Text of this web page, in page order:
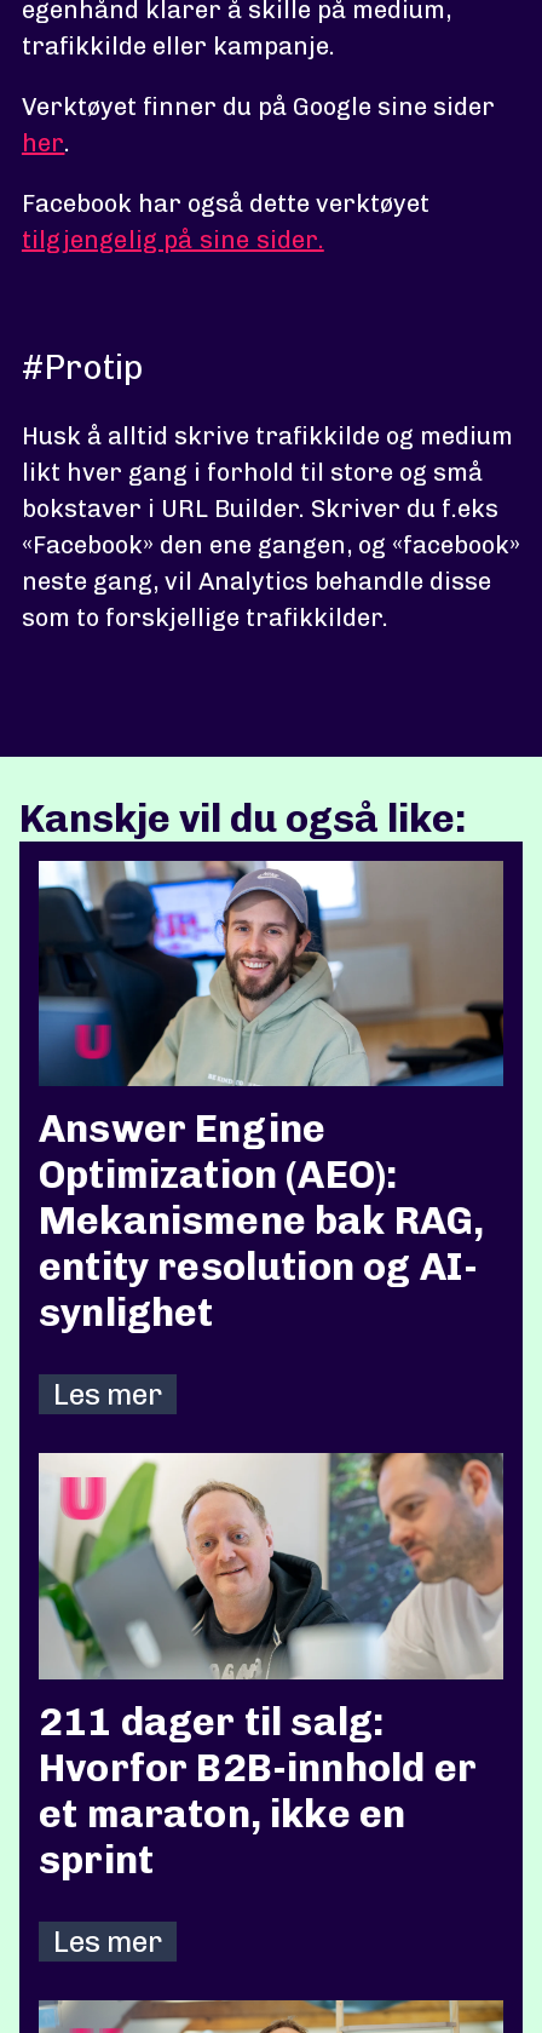
egenhånd klarer å skille på medium,
trafikkilde eller kampanje.
Verktøyet finner du på Google sine sider
her.
Facebook har også dette verktøyet
tilgjengelig på sine sider.
#Protip
Husk å alltid skrive trafikkilde og medium
likt hver gang i forhold til store og små
bokstaver i URL Builder. Skriver du f.eks
«Facebook» den ene gangen, og «facebook»
neste gang, vil Analytics behandle disse
som to forskjellige trafikkilder.
Kanskje vil du også like:
Answer Engine
Optimization (AEO):
Mekanismene bak RAG,
entity resolution og AI-
synlighet
Les mer
211 dager til salg:
Hvorfor B2B-innhold er
et maraton, ikke en
sprint
Les mer